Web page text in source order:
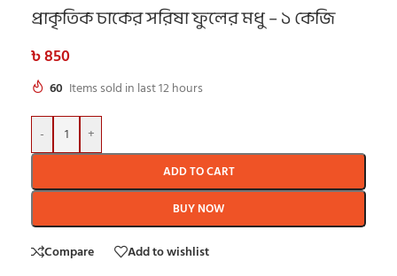
প্রাকৃতিক চাকের সরিষা ফুলের মধু – ১ কেজি
৳850
60 Items sold in last 12 hours
- +
ADD TO CART
BUY NOW
Compare Add to wishlist